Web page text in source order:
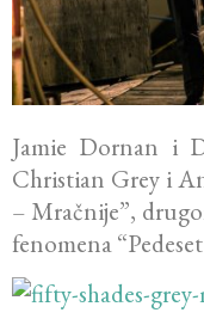
Jamie Dornan i
Christian Grey i
– Mračnije”,
fenomena